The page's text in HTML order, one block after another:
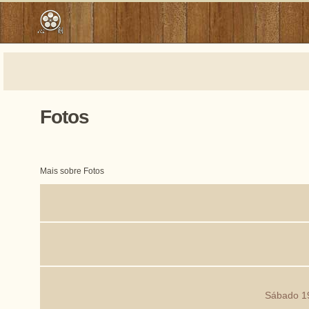
Fotos
Mais sobre Fotos
Sábado